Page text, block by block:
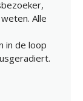
Alle
in de loop